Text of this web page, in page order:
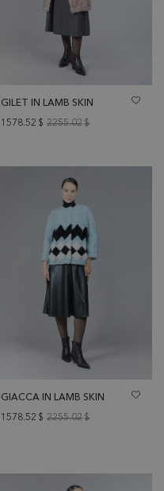
GILET IN LAMB SKIN
1578.52 $ 2255.02$
GIACCA IN LAMB SKIN
1578.52 $ 2255.02$